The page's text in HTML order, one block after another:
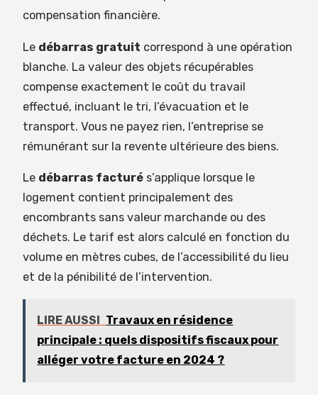
compensation financière.
Le débarras gratuit correspond à une opération
blanche. La valeur des objets récupérables
compense exactement le coût du travail
effectué, incluant le tri, l’évacuation et le
transport. Vous ne payez rien, l’entreprise se
rémunérant sur la revente ultérieure des biens.
Le débarras facturé s’applique lorsque le
logement contient principalement des
encombrants sans valeur marchande ou des
déchets. Le tarif est alors calculé en fonction du
volume en mètres cubes, de l’accessibilité du lieu
et de la pénibilité de l’intervention.
LIRE AUSSI
Travaux en résidence
principale : quels dispositifs fiscaux pour
alléger votre facture en 2024 ?